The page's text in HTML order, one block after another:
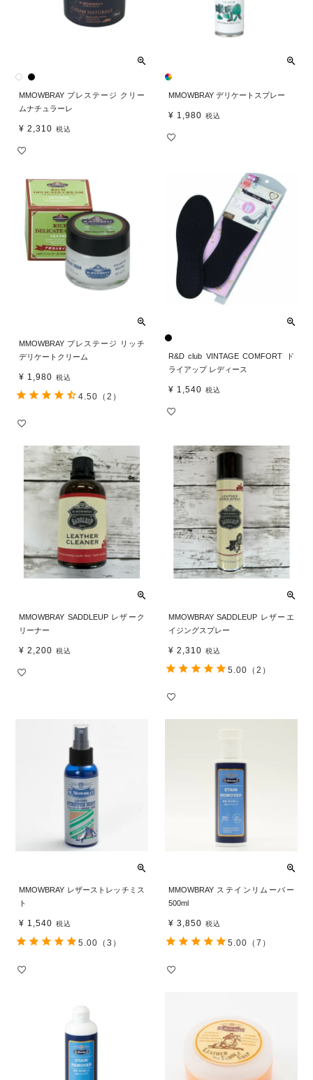
MMOWBRAY プレステージ クリー
ムナチュラーレ
¥ 2,310 税込
MMOWBRAY デリケートスプレー
¥ 1,980 税込
MMOWBRAY プレステージ リッチ
デリケートクリーム
¥ 1,980 税込
4.50 （2）
R&D club VINTAGE COMFORT ド
ライアップ レディース
¥ 1,540 税込
MMOWBRAY SADDLEUP レザーク
リーナー
¥ 2,200 税込
MMOWBRAY SADDLEUP レザーエ
イジングスプレー
¥ 2,310 税込
5.00 （2）
MMOWBRAY レザーストレッチミス
ト
¥ 1,540 税込
5.00 （3）
MMOWBRAY ステインリムーバー
500ml
¥ 3,850 税込
5.00 （7）